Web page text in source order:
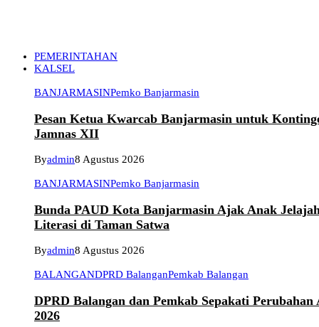
PEMERINTAHAN
KALSEL
BANJARMASINPemko Banjarmasin
Pesan Ketua Kwarcab Banjarmasin untuk
Jamnas XII
Byadmin8 Agustus 2026
BANJARMASINPemko Banjarmasin
Bunda PAUD Kota Banjarmasin Ajak Anak
Literasi di Taman Satwa
Byadmin8 Agustus 2026
BALANGANDPRD BalanganPemkab Balangan
DPRD Balangan dan Pemkab Sepakati Perubahan
2026